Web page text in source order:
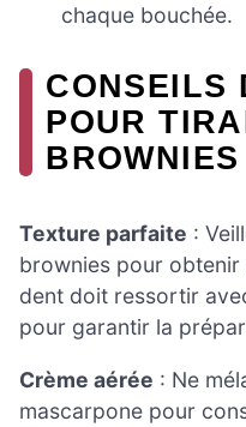
chaque bouchée.
CONSEILS
POUR
BROWNIES
Texture parfaite :
brownies pour
dent doit ressortir
pour garantir la
Crème aérée : Ne
mascarpone pour